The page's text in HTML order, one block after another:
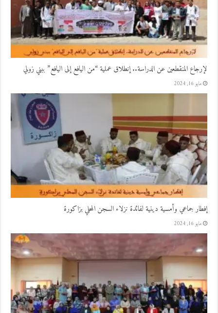
لإرجاع المنقطعين عن الدراسة.. إنطلاق عملية “من اليافع إلى اليافع” ببني زولي
مايو 16, 2024
إفطار جماعي وأمسية دينية لفائدة نزلاء السجن المحلي بزاكورة
مايو 16, 2024